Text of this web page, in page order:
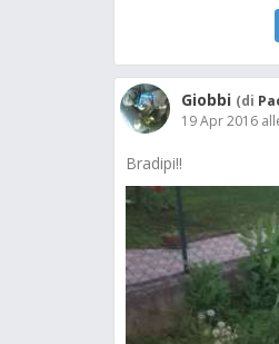
Giobbi (di
19 Apr 2016
Bradipi!!